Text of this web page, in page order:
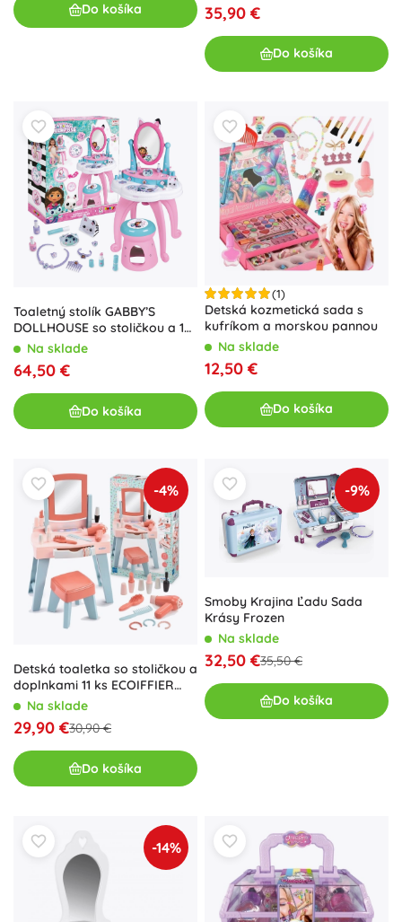
Do košíka 35,90 €
Do košíka
Toaletný stolík GABBY’S
DOLLHOUSE so stoličkou a 12
doplnkami
Na sklade
64,50 €
Do košíka
(1)
Detská kozmetická sada s
kufríkom a morskou pannou
Na sklade
12,50 €
Do košíka
-4%
Detská toaletka so stoličkou a
doplnkami 11 ks ECOIFFIER
Mademoiselle
Na sklade
29,90 €30,90 €
Do košíka
-9%
Smoby Krajina Ľadu Sada
Krásy Frozen
Na sklade
32,50 €35,50 €
Do košíka
-14%